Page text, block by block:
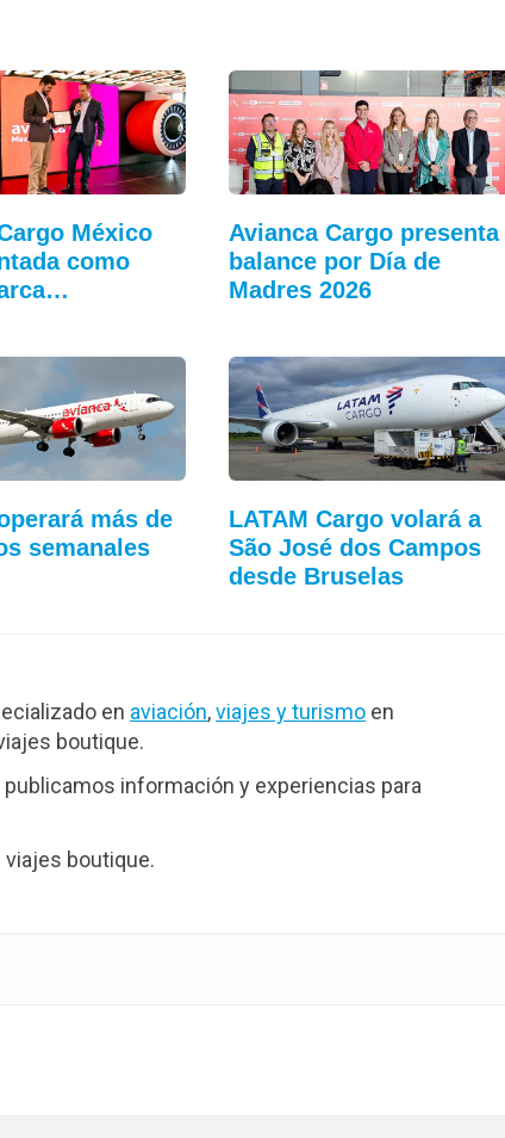
México
como
Avianca Cargo presenta
balance por Día de
Madres 2026
más de
semanales
LATAM Cargo volará a
São José dos Campos
desde Bruselas
en aviación,viajes y turismo en
boutique.
publicamos información y experiencias para
boutique.